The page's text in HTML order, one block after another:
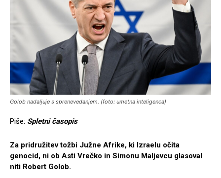
Golob nadaljuje s sprenevedanjem. (foto: umetna inteligenca)
Piše: Spletni časopis
Za pridružitev tožbi Južne Afrike, ki Izraelu očita
genocid, ni ob Asti Vrečko in Simonu Maljevcu glasoval
niti Robert Golob.